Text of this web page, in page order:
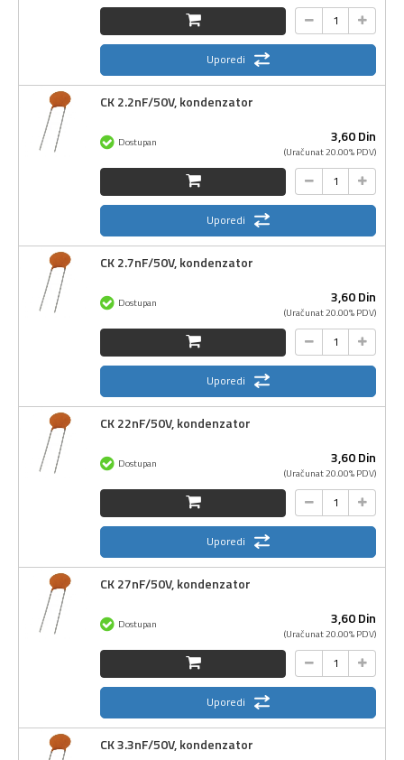
Uporedi
CK 2.2nF/50V, kondenzator
3,60Din
(Uračunat 20.00% PDV)
Dostupan
Uporedi
CK 2.7nF/50V, kondenzator
3,60Din
(Uračunat 20.00% PDV)
Dostupan
Uporedi
CK 22nF/50V, kondenzator
3,60Din
(Uračunat 20.00% PDV)
Dostupan
Uporedi
CK 27nF/50V, kondenzator
3,60Din
(Uračunat 20.00% PDV)
Dostupan
Uporedi
CK 3.3nF/50V, kondenzator